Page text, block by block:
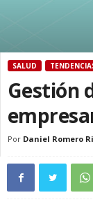
SALUD
Gestión
Por Daniel Romero